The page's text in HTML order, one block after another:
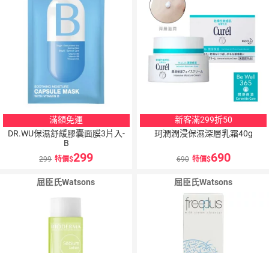
滿額免運
DR.WU保濕舒緩膠囊面膜3片入-
B
299 特價 299
新客滿299折50
珂潤潤浸保濕深層乳霜40g
690 特價 690
屈臣氏Watsons 屈臣氏Watsons